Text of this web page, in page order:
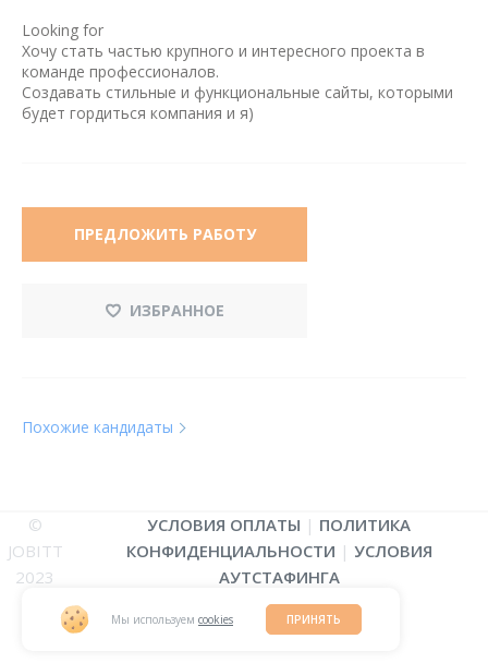
Looking for
Хочу стать частью крупного и интересного проекта в
команде профессионалов.
Создавать стильные и функциональные сайты, которыми
будет гордиться компания и я)
ПРЕДЛОЖИТЬ РАБОТУ
ИЗБРАННОЕ
Похожие кандидаты
©
JOBITT
2023
УСЛОВИЯ ОПЛАТЫ | ПОЛИТИКА
КОНФИДЕНЦИАЛЬНОСТИ | УСЛОВИЯ
АУТСТАФИНГА
Мы используем cookies ПРИНЯТЬ